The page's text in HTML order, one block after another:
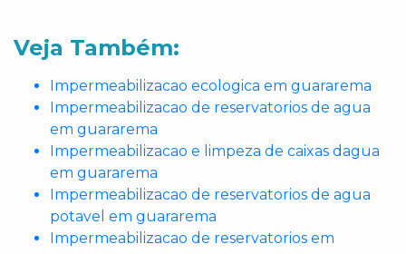
Veja Também:
Impermeabilizacao ecologica em guararema
Impermeabilizacao de reservatorios de agua
em guararema
Impermeabilizacao e limpeza de caixas dagua
em guararema
Impermeabilizacao de reservatorios de agua
potavel em guararema
Impermeabilizacao de reservatorios em